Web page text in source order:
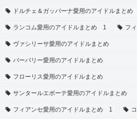
ドルチェ＆ガッバーナ愛用のアイドルまとめ
ランコム愛用のアイドルまとめ 1 フ
ヴァシリーサ愛用のアイドルまとめ
バーバリー愛用のアイドルまとめ
フローリス愛用のアイドルまとめ
サンタールエボーテ愛用のアイドルまとめ
フィアンセ愛用のアイドルまとめ 1